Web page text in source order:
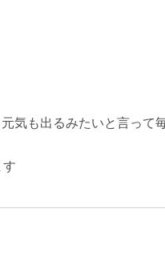
気も出るみたいと言って
す